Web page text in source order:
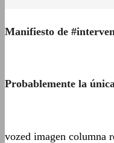
Manifiesto de
Probablemente la
vozed imagen columna